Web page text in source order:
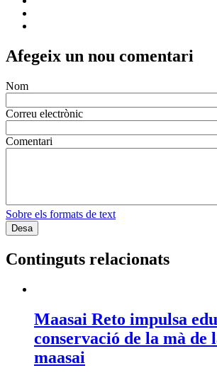
Afegeix un nou comentari
Nom
Correu electrònic
Comentari
Sobre els formats de text
Continguts relacionats
Maasai Reto impulsa
conservació de la mà de
maasai